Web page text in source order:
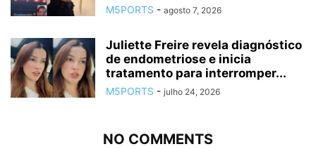
M5PORTS - agosto 7, 2026
Juliette Freire revela diagnóstico
de endometriose e inicia
tratamento para interromper...
M5PORTS - julho 24, 2026
NO COMMENTS